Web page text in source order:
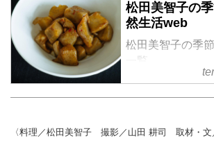
松田美智子の
然生活web
松田美智子の季
一覧
〈料理／松田美智子 撮影／山田 耕司 取材・文